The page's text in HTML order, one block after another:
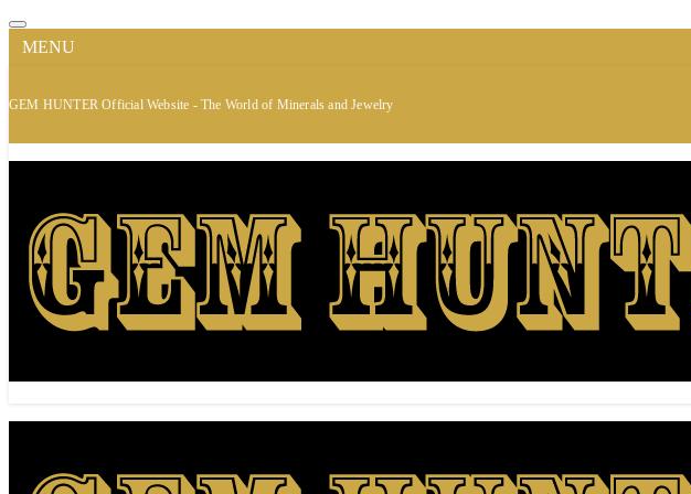
MENU
GEM HUNTER Official Website - The World of Minerals and Jewelry